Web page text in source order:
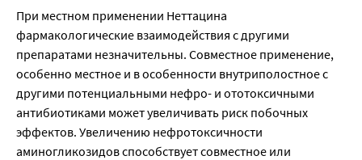
При местном применении Неттацина
фармакологические взаимодействия с другими
препаратами незначительны. Совместное применение,
особенно местное и в особенности внутриполостное с
другими потенциальными нефро- и ототоксичными
антибиотиками может увеличивать риск побочных
эффектов. Увеличению нефротоксичности
аминогликозидов способствует совместное или